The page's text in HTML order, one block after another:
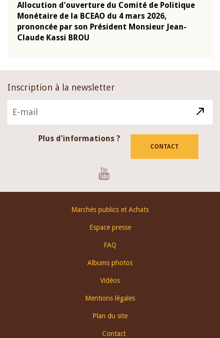
Allocution d'ouverture du Comité de Politique
Monétaire de la BCEAO du 4 mars 2026,
prononcée par son Président Monsieur Jean-
Claude Kassi BROU
Inscription à la newsletter
Plus d'informations ?
CONTACT
Marchés publics et Achats
Espace presse
FAQ
Albums photos
Vidéos
Mentions légales
Plan du site
Contact